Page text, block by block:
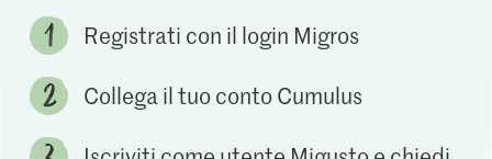
Registrati con il login Migros
Collega il tuo conto Cumulus